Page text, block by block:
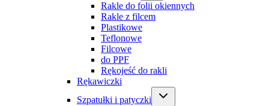
Rakle do folii okiennych
Rakle z filcem
Plastikowe
Teflonowe
Filcowe
do PPF
Rękojeść do rakli
Rękawiczki
Szpatułki i patyczki